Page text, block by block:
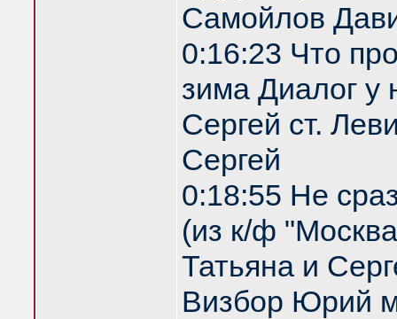
Самойлов
0:16:23 Что
зима Диалог у
Сергей ст.
Сергей
0:18:55 Не
(из к/ф
Татьяна и
Визбор Юрий